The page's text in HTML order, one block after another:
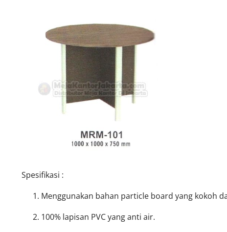
Spesifikasi :
Menggunakan bahan particle board yang kokoh
100% lapisan PVC yang anti air.